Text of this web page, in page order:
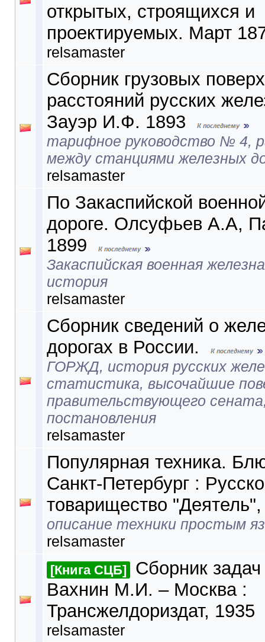
открытых, строящихся и
проектируемых. Март
relsamaster
Сборник грузовых
расстояний русских
Зауэр И.Ф. 1893
тарифное руководство № 4,
между станциями железных
relsamaster
По Закаспийской
дороге. Олсуфьев А.А,
1899
Закаспийская военная
история
relsamaster
Сборник сведений о
дорогах в России.
ГОРЖД, история русских
статистика, высочайшие
правительствующего
постановления
relsamaster
Популярная техника.
Санкт-Петербург :
товарищество
описание техники простым
relsamaster
[Книга СЦБ]
Сборник
Вахнин М.И. – Москва :
Трансжелдориздат, 1935
relsamaster